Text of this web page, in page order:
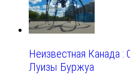
Неизвестная Канада :
Луизы Буржуа